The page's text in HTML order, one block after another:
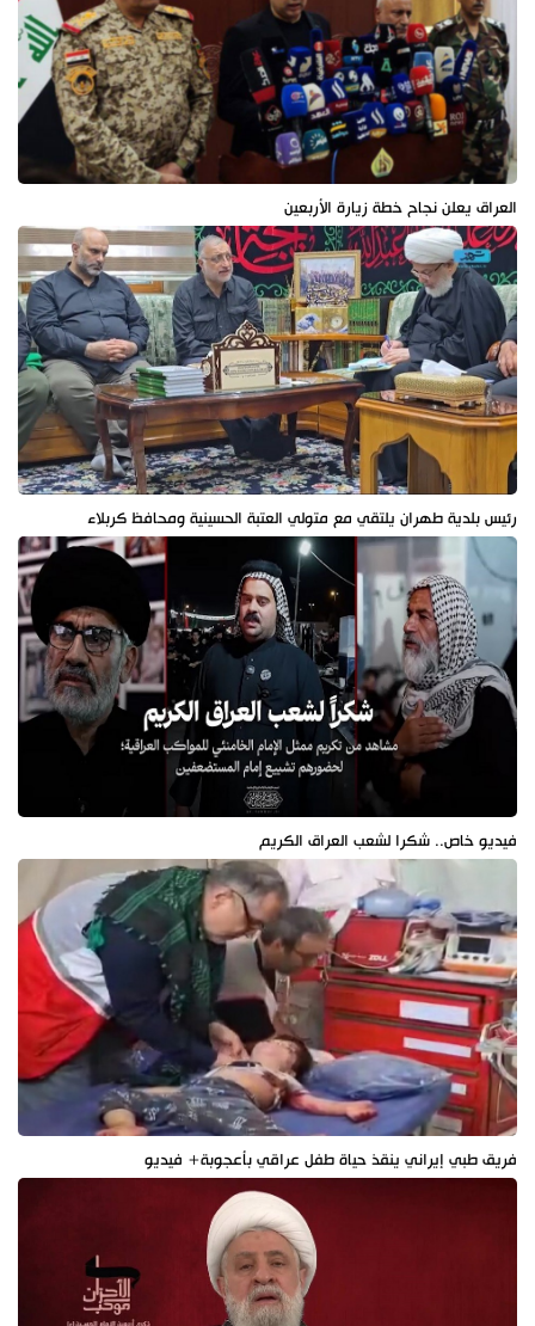
العراق يعلن نجاح خطة زيارة الأربعين
رئيس بلدية طهران يلتقي مع متولي العتبة الحسينية ومحافظ كربلاء
فيديو خاص.. شكرا لشعب العراق الكريم
فريق طبي إيراني ينقذ حياة طفل عراقي بأعجوبة+ فيديو